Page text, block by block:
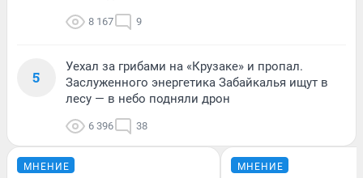
8 167 9
5
Уехал за грибами на «Крузаке» и пропал.
Заслуженного энергетика Забайкалья ищут в
лесу — в небо подняли дрон
6 396 38
МНЕНИЕ МНЕНИЕ